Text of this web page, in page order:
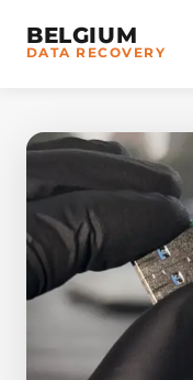
BELGIUM
DATA RECOVERY